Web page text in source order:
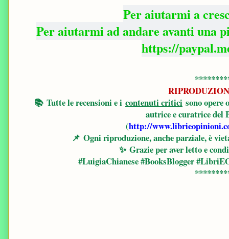
Per aiutarmi a
Per aiutarmi ad andare avanti una
https://
📚 Tutte le recensioni e i contenuti critici sono opere
autrice e curatrice
(http://
📌 Ogni riproduzione, anche parziale, è
✨ Grazie per aver letto e
#LuigiaChianese #BooksBlogger